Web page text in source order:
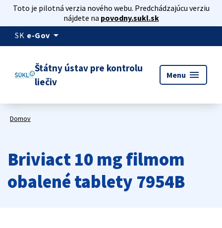
Toto je pilotná verzia nového webu. Predchádzajúcu verziu
nájdete na povodny.sukl.sk
SK e-Gov arrow_drop_down
Štátny ústav pre kontrolu
liečiv
Menu menu
Domov
Briviact 10 mg filmom
obalené tablety 7954B